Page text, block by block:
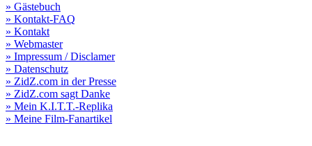
» Gästebuch
» Kontakt-FAQ
» Kontakt
» Webmaster
» Impressum / Disclamer
» Datenschutz
» ZidZ.com in der Presse
» ZidZ.com sagt Danke
» Mein K.I.T.T.-Replika
» Meine Film-Fanartikel